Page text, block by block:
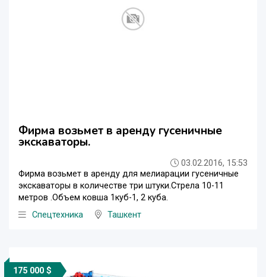
Фирма возьмет в аренду гусеничные
экскаваторы.
03.02.2016, 15:53
Фирма возьмет в аренду для мелиарации гусеничные
экскаваторы в количестве три штуки.Стрела 10-11
метров .Объем ковша 1куб-1, 2 куба.
Спецтехника
Ташкент
175 000 $